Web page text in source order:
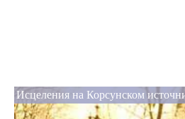
Исцеления на Корсунском